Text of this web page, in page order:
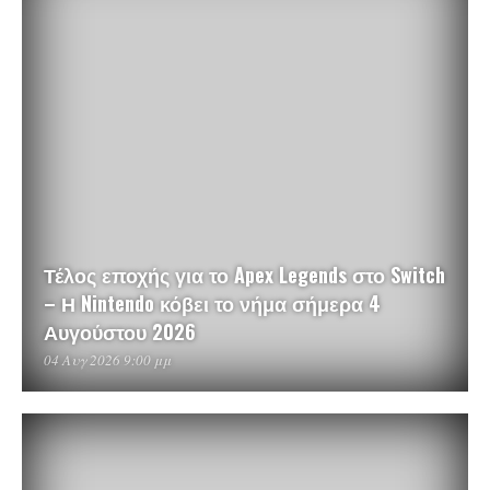
Τέλος εποχής για το Apex Legends στο Switch
– Η Nintendo κόβει το νήμα σήμερα 4
Αυγούστου 2026
04 Αυγ 2026 9:00 μμ